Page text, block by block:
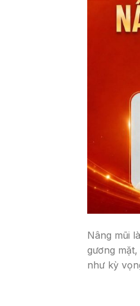
Nâng mũi
gương
như kỳ